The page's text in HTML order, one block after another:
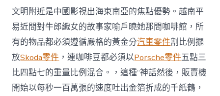
文明附近是中國影視出海東南亞的焦點優勢。越南平
易近間對牛郎織女的故事家喻戶曉她那間咖啡館，所
有的物品都必須遵循嚴格的黃金分汽車零件割比例擺
放Skoda零件 ，連咖啡豆都必須以Porsche零件五點三
比四點七的重量比例混合。，這種“神話然後，販賣機
開始以每秒一百萬張的速度吐出金箔折成的千紙鶴，